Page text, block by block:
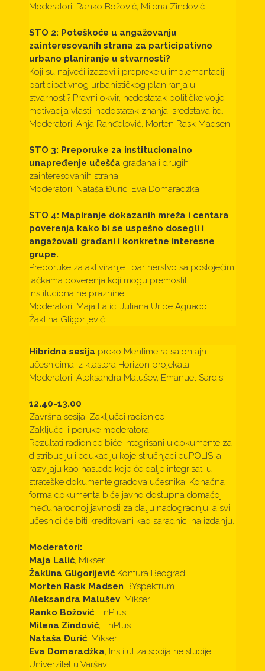
Moderatori: Ranko Božović, Milena Zindović
STO 2: Poteškoće u angažovanju
zainteresovanih strana za participativno
urbano planiranje u stvarnosti?
Koji su najveći izazovi i prepreke u implementaciji
participativnog urbanističkog planiranja u
stvarnosti? Pravni okvir, nedostatak političke volje,
motivacija vlasti, nedostatak znanja, sredstava itd.
Moderatori: Anja Ranđelović, Morten Rask Madsen
STO 3: Preporuke za institucionalno
unapređenje učešća građana i drugih
zainteresovanih strana
Moderatori: Nataša Đurić, Eva Domaradžka
STO 4: Mapiranje dokazanih mreža i centara
poverenja kako bi se uspešno dosegli i
angažovali građani i konkretne interesne
grupe.
Preporuke za aktiviranje i partnerstvo sa postojećim
tačkama poverenja koji mogu premostiti
institucionalne praznine.
Moderatori: Maja Lalić, Juliana Uribe Aguado,
Žaklina Gligorijević
Hibridna sesija preko Mentimetra sa onlajn
učesnicima iz klastera Horizon projekata
Moderatori: Aleksandra Malušev, Emanuel Sardis
12.40-13.00
Završna sesija: Zaključci radionice
Zaključci i poruke moderatora
Rezultati radionice biće integrisani u dokumente za
distribuciju i edukaciju koje stručnjaci euPOLIS-a
razvijaju kao nasleđe koje će dalje integrisati u
strateške dokumente gradova učesnika. Konačna
forma dokumenta biće javno dostupna domaćoj i
međunarodnoj javnosti za dalju nadogradnju, a svi
učesnici će biti kreditovani kao saradnici na izdanju.
Moderatori:
Maja Lalić, Mikser
Žaklina Gligorijević Kontura Beograd
Morten Rask Madsen BYspektrum
Aleksandra Malušev, Mikser
Ranko Božović, EnPlus
Milena Zindović, EnPlus
Nataša Đurić, Mikser
Eva Domaradžka, Institut za socijalne studije,
Univerzitet u Varšavi